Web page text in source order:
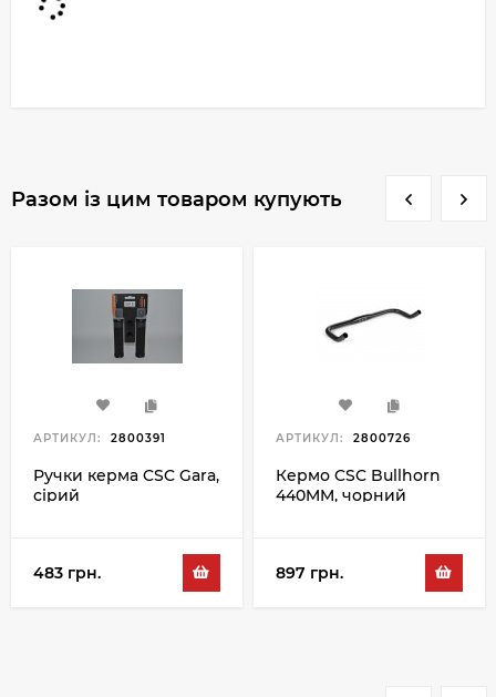
Разом із цим товаром купують
АРТИКУЛ: 2800391
Ручки керма CSC Gara,
сірий
483 грн.
АРТИКУЛ: 2800726
Кермо CSC Bullhorn
440MM, чорний
897 грн.